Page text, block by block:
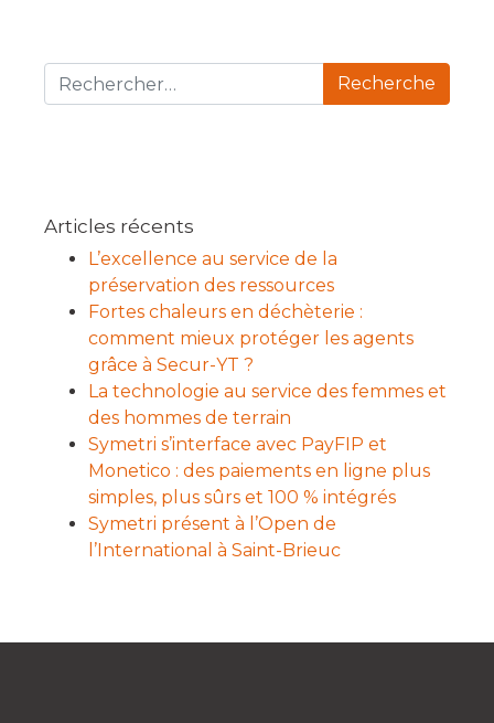
Recherche pour :
Articles récents
L’excellence au service de la
préservation des ressources
Fortes chaleurs en déchèterie :
comment mieux protéger les agents
grâce à Secur-YT ?
La technologie au service des femmes et
des hommes de terrain
Symetri s’interface avec PayFIP et
Monetico : des paiements en ligne plus
simples, plus sûrs et 100 % intégrés
Symetri présent à l’Open de
l’International à Saint-Brieuc